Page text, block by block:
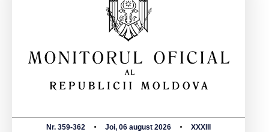
Nr. 359-362 Joi, 06 august 2026 XXXIII